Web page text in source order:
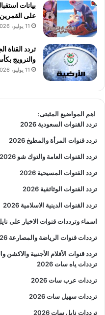
على
11 يوليو، 2026
تردد القناة
والنرويج بكأس
11 يوليو، 2026
اهم المواضيع المثبتى:
تردد القنوات السعودية 2026
تردد قنوات المرأة والمطبخ 2026
تردد القنوات العامة والتوك شو 2026
تردد القنوات المسيحية 2026
تردد القنوات الوثائقية 2026
تردد القنوات الدينية الاسلامية 2026
اسماء وترددات قنوات الاخبار على
ترددات قنوات الرياضة والمصارعة
تردد قنوات الأفلام الأجنبية والاكشن
ترددات ياه سات 2026
ترددات عرب سات 2026
ترددات سهيل سات 2026
ترددات نايل سات 2026